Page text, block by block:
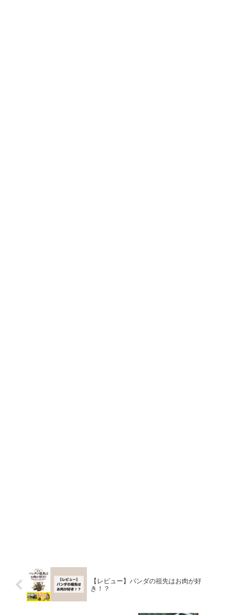
【レビュー】パンダの祖先はお肉が好
き！？